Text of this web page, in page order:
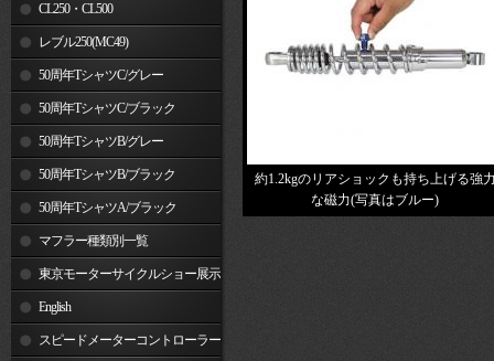
ト CL250・CL500
レブル250(MC49)
50周年TシャツC/グレー
50周年TシャツC/ブラック
50周年TシャツB/グレー
50周年TシャツB/ブラック
50周年TシャツA/ブラック
マフラー種類別一覧
東京モーターサイクルショー展示
車両 English
スピードメーターコントローラー
約1.2kgのリアショックも持ち上げる強
な磁力(写真はブルー)